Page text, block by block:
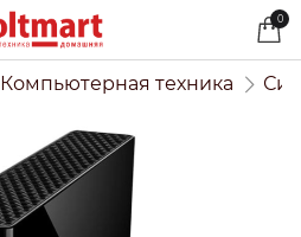
0
Компьютерная техника